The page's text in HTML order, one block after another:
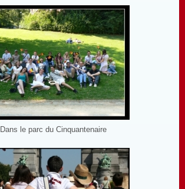
Dans le parc du Cinquantenaire